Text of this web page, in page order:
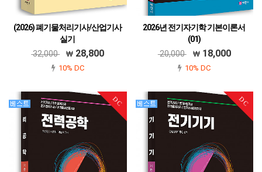
(2026) 폐기물처리기사/산업기사
실기
979-11-6045-720-9
32,000 28,800
10% DC
2026년 전기자기학 기본이론서
(01)
979-11-6045-700-1
20,000 18,000
10% DC
DC DC